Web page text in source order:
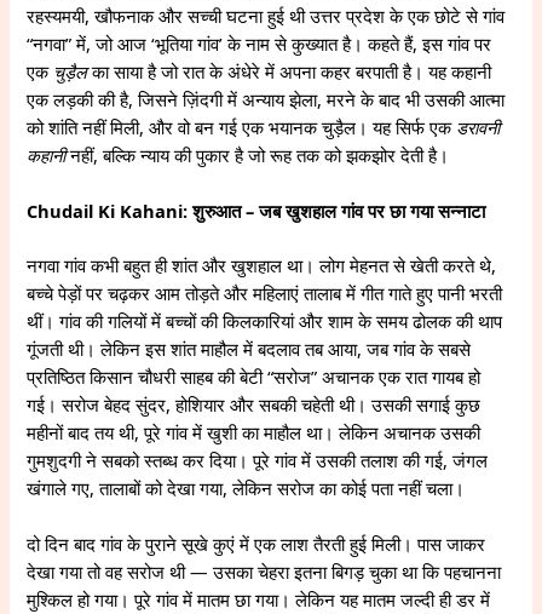
रहस्यमयी, खौफनाक और सच्ची घटना हुई थी उत्तर प्रदेश के एक छोटे से गांव
“नगवा” में, जो आज ‘भूतिया गांव’ के नाम से कुख्यात है। कहते हैं, इस गांव पर
एक चुड़ैलका साया है जो रात के अंधेरे में अपना कहर बरपाती है। यह कहानी
एक लड़की की है, जिसने ज़िंदगी में अन्याय झेला, मरने के बाद भी उसकी आत्मा
को शांति नहीं मिली, और वो बन गई एक भयानक चुड़ैल। यह सिर्फ एक डरावनी
कहानीनहीं, बल्कि न्याय की पुकार है जो रूह तक को झकझोर देती है।
Chudail Ki Kahani: शुरुआत – जब खुशहाल गांव पर छा गया सन्नाटा
नगवा गांव कभी बहुत ही शांत और खुशहाल था। लोग मेहनत से खेती करते थे,
बच्चे पेड़ों पर चढ़कर आम तोड़ते और महिलाएं तालाब में गीत गाते हुए पानी भरती
थीं। गांव की गलियों में बच्चों की किलकारियां और शाम के समय ढोलक की थाप
गूंजती थी। लेकिन इस शांत माहौल में बदलाव तब आया, जब गांव के सबसे
प्रतिष्ठित किसान चौधरी साहब की बेटी “सरोज” अचानक एक रात गायब हो
गई। सरोज बेहद सुंदर, होशियार और सबकी चहेती थी। उसकी सगाई कुछ
महीनों बाद तय थी, पूरे गांव में खुशी का माहौल था। लेकिन अचानक उसकी
गुमशुदगी ने सबको स्तब्ध कर दिया। पूरे गांव में उसकी तलाश की गई, जंगल
खंगाले गए, तालाबों को देखा गया, लेकिन सरोज का कोई पता नहीं चला।
दो दिन बाद गांव के पुराने सूखे कुएं में एक लाश तैरती हुई मिली। पास जाकर
देखा गया तो वह सरोज थी — उसका चेहरा इतना बिगड़ चुका था कि पहचानना
मुश्किल हो गया। पूरे गांव में मातम छा गया। लेकिन यह मातम जल्दी ही डर में